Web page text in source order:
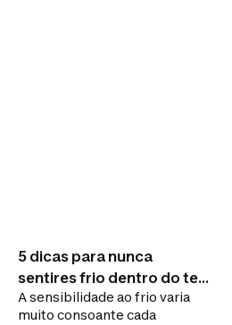
5 dicas para nunca
sentires frio dentro do teu
saco-cama
A sensibilidade ao frio varia
muito consoante cada